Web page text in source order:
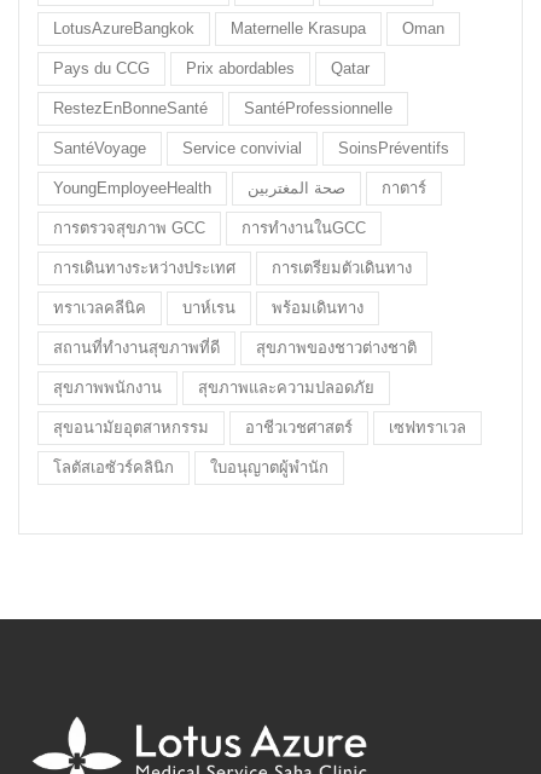
LotusAzureBangkok Maternelle Krasupa Oman
Pays du CCG Prix abordables Qatar
RestezEnBonneSanté SantéProfessionnelle
SantéVoyage Service convivial SoinsPréventifs
YoungEmployeeHealth صحة المغتربين กาตาร์
การตรวจสุขภาพ GCC การทำงานในGCC
การเดินทางระหว่างประเทศ การเตรียมตัวเดินทาง
ทราเวลคลีนิค บาห์เรน พร้อมเดินทาง
สถานที่ทำงานสุขภาพที่ดี สุขภาพของชาวต่างชาติ
สุขภาพพนักงาน สุขภาพและความปลอดภัย
สุขอนามัยอุตสาหกรรม อาชีวเวชศาสตร์ เซฟทราเวล
โลตัสเอซัวร์คลินิก ใบอนุญาตผู้พำนัก